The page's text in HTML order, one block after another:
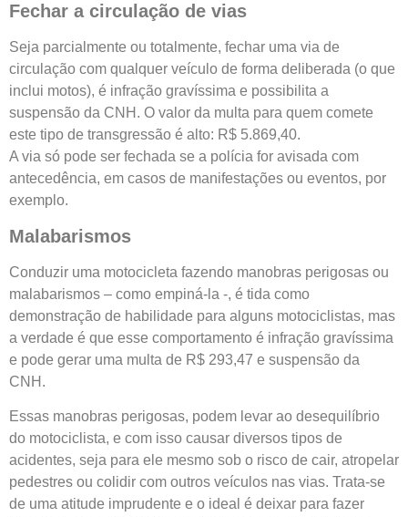
Fechar a circulação de vias
Seja parcialmente ou totalmente, fechar uma via de
circulação com qualquer veículo de forma deliberada (o que
inclui motos), é infração gravíssima e possibilita a
suspensão da CNH. O valor da multa para quem comete
este tipo de transgressão é alto: R$ 5.869,40.
A via só pode ser fechada se a polícia for avisada com
antecedência, em casos de manifestações ou eventos, por
exemplo.
Malabarismos
Conduzir uma motocicleta fazendo manobras perigosas ou
malabarismos – como empiná-la -, é tida como
demonstração de habilidade para alguns motociclistas, mas
a verdade é que esse comportamento é infração gravíssima
e pode gerar uma multa de R$ 293,47 e suspensão da
CNH.
Essas manobras perigosas, podem levar ao desequilíbrio
do motociclista, e com isso causar diversos tipos de
acidentes, seja para ele mesmo sob o risco de cair, atropelar
pedestres ou colidir com outros veículos nas vias. Trata-se
de uma atitude imprudente e o ideal é deixar para fazer